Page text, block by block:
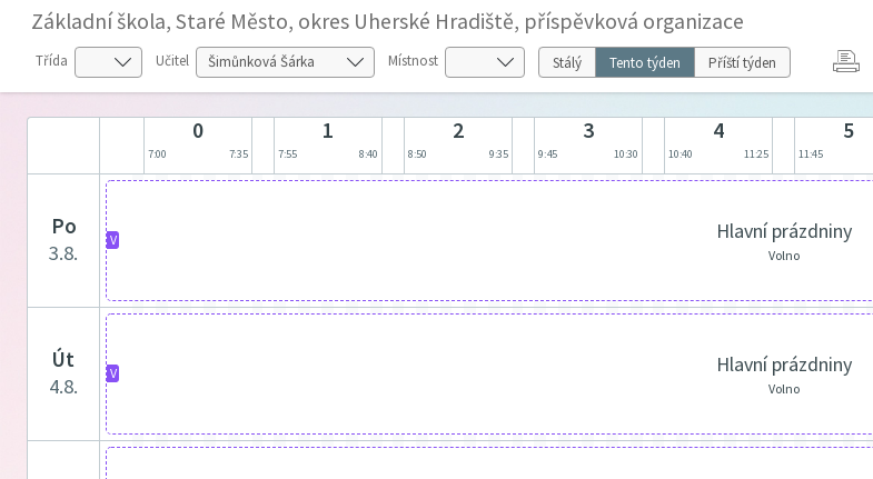
Základní škola, Staré Město, okres Uherské Hradiště, příspěvková organizace
Třída Učitel Místnost Stálý Tento týden Příští týden
0
7:00 7:35
1
7:55 8:40
2
8:50 9:35
3
9:45 10:30
4
10:40 11:25
5
11:45
po
3.8.
V Hlavní prázdniny
Volno
út
4.8.
V Hlavní prázdniny
Volno